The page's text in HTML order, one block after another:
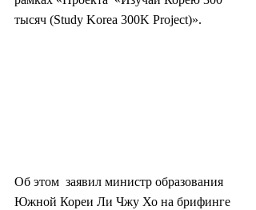
тысяч (Study Korea 300K Project)».
Об этом  заявил министр образования
Южной Кореи Ли Чжу Хо на брифинге